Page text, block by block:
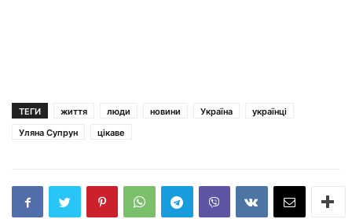
ТЕГИ життя люди новини Україна
українці
Уляна Супрун
цікаве